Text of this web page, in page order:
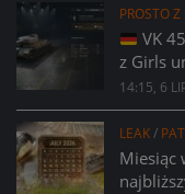
PROSTO
VK
z Girls
14:15, 6
LEAK/
Miesiąc